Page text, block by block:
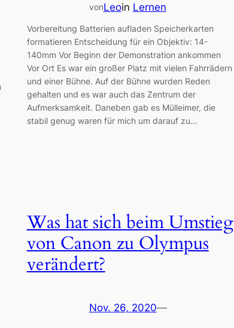
vonLeoin Lernen
Vorbereitung Batterien aufladen Speicherkarten
formatieren Entscheidung für ein Objektiv: 14-
140mm Vor Beginn der Demonstration ankommen
Vor Ort Es war ein großer Platz mit vielen Fahrrädern
und einer Bühne. Auf der Bühne wurden Reden
gehalten und es war auch das Zentrum der
Aufmerksamkeit. Daneben gab es Mülleimer, die
stabil genug waren für mich um darauf zu…
Was hat sich beim Umstieg
von Canon zu Olympus
verändert?
Nov. 26, 2020—